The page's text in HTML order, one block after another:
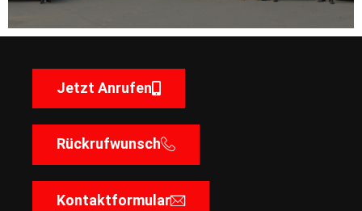
Jetzt Anrufen
Rückrufwunsch
Kontaktformular